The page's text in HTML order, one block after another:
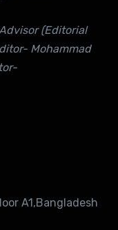
(Editorial
Mohammad
A1,Bangladesh